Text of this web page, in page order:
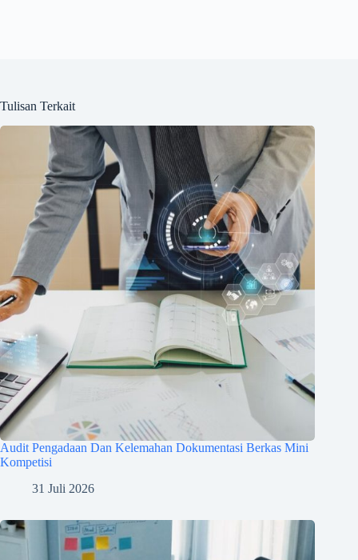
Tulisan Terkait
Audit Pengadaan Dan Kelemahan Dokumentasi Berkas Mini
Kompetisi
31 Juli 2026